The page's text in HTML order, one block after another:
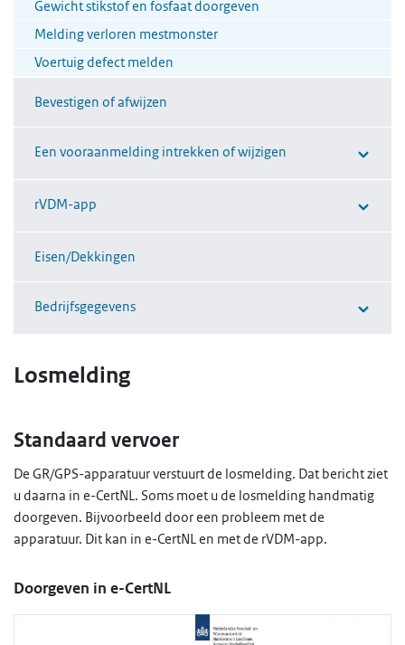
Gewicht stikstof en fosfaat doorgeven
Melding verloren mestmonster
Voertuig defect melden
Bevestigen of afwijzen
Een vooraanmelding intrekken of wijzigen
rVDM-app
Eisen/Dekkingen
Bedrijfsgegevens
Losmelding
Standaard vervoer
De GR/GPS-apparatuur verstuurt de losmelding. Dat bericht ziet
u daarna in e-CertNL. Soms moet u de losmelding handmatig
doorgeven. Bijvoorbeeld door een probleem met de
apparatuur. Dit kan in e-CertNL en met de rVDM-app.
Doorgeven in e-CertNL